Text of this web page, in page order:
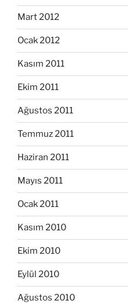
Mart 2012
Ocak 2012
Kasım 2011
Ekim 2011
Ağustos 2011
Temmuz 2011
Haziran 2011
Mayıs 2011
Ocak 2011
Kasım 2010
Ekim 2010
Eylül 2010
Ağustos 2010